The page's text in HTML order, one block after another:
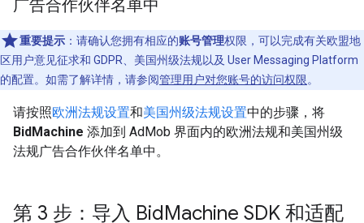
广告合作伙伴名单中
重要提示 ： 请确认您拥有相应的账号管理权限，可以完成有关欧盟地
区用户意见征求和 GDPR、美国州级法规以及 User Messaging Platform
的配置。如需了解详情，请参阅管理用户对您账号的访问权限。
请按照欧洲法规设置和美国州级法规设置中的步骤，将
BidMachine 添加到 AdMob 界面内的欧洲法规和美国州级
法规广告合作伙伴名单中。
第 3 步：导入 BidMachine SDK 和适配